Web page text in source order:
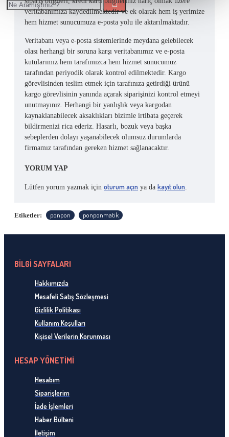
veritabanımıza kaydedilmektedir ve ek olarak hem iş yerimize
hem hizmet sunucumuza e-posta yolu ile aktarılmaktadır.
Veritabanı veya e-posta sistemlerinde meydana gelebilecek
olası herhangi bir soruna karşı veritabanımız ve e-posta
kutularımız hem tarafımızca hem hizmet sunucumuz
tarafından periyodik olarak kontrol edilmektedir. Kargo
görevlisinden teslim etmek için tarafınıza getirdiği ürünü
kargo görevlisinin yanında açarak siparişinizi kontrol etmeyi
unutmayınız. Herhangi bir yanlışlık veya kargodan
kaynaklanabilecek aksaklıkları bizimle irtibata geçerek
bildirmenizi rica ederiz. Hasarlı, bozuk veya başka
sebeplerden dolayı yaşanabilecek olumsuz durumlarda
firmamız tarafından gereken hizmet sağlanacaktır.
YORUM YAP
Lütfen yorum yazmak için oturum açın ya da kayıt olun
Etiketler: ponpon ponponmatik
BİLGİ SAYFALARI
Hakkımızda
Mesafeli Satış Sözleşmesi
Gizlilik Politikası
Kullanım Koşulları
Kişisel Verilerin Korunması
HESAP YÖNETİMİ
Hesabım
Siparişlerim
İade İşlemleri
Haber Bülteni
İletişim